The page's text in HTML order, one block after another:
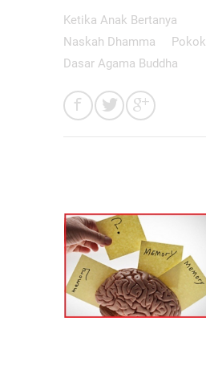
Ketika Anak Bertanya
Naskah Dhamma
Pokok
Dasar Agama Buddha